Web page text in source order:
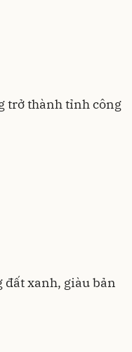
trở thành tỉnh công
đất xanh, giàu bản